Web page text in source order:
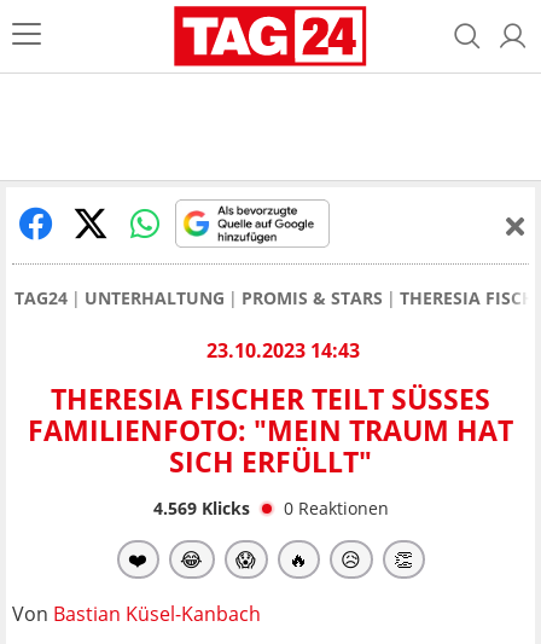
TAG24 UNTERHALTUNG PROMIS & STARS THERESIA
23.10.2023 14:43
THERESIA FISCHER TEILT SÜSSES F
AMILIENFOTO: "MEIN TRAUM HAT S
ICH ERFÜLLT"
4.569Klicks 0 Reaktionen
❤️ 😂 😱 🔥 😥 👏
Von Bastian Küsel-Kanbach